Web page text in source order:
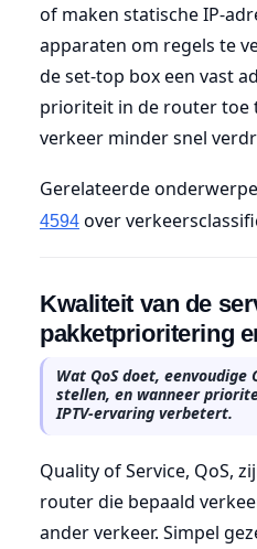
of maken statische IP-
apparaten om regels te
de set-top box een vast
prioriteit in de router toe
verkeer minder snel
Gerelateerde
4594 over
Kwaliteit van de
pakketprioritering
Wat QoS doet, eenvoudige
stellen, en wanneer
IPTV-ervaring verbetert.
Quality of Service, QoS,
router die bepaald
ander verkeer. Simpel